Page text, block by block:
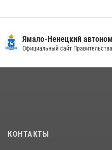
«Каникулы с Росгвардией»
Ямало-Ненецкий
Официальный сайт Правительства
КОНТАКТЫ